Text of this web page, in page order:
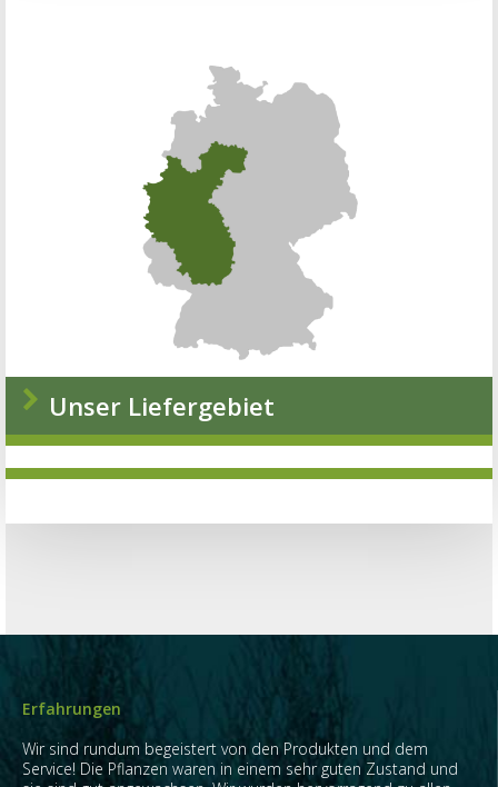
Unser Liefergebiet
Erfahrungen
Wir sind rundum begeistert von den Produkten und dem
Service! Die Pflanzen waren in einem sehr guten Zustand und